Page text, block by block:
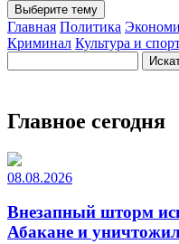
Выберите тему
Главная Политика
Криминал Культура и
Главное сегодня
08.08.2026
Внезапный шторм
Абакане и